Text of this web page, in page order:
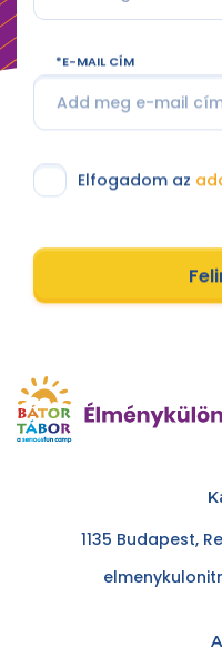
E-MAIL CÍM
Elfogadom az
1135 Budapest,